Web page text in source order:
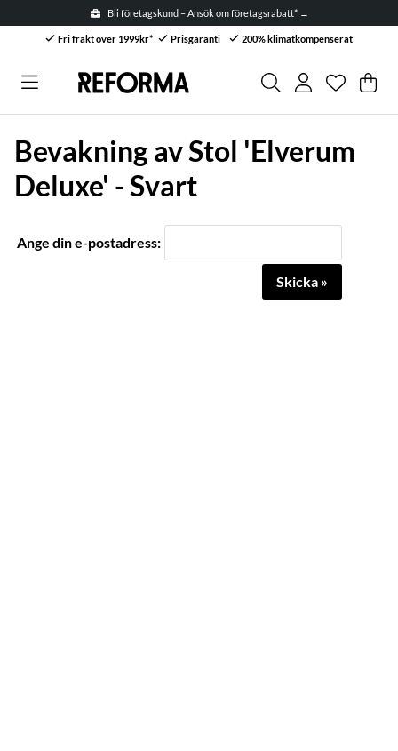
Bli företagskund – Ansök om företagsrabatt* →
Fri frakt över 1999kr* Prisgaranti 200% klimatkompenserat
Antal i
. .
Bevakning av Stol 'Elverum
Deluxe' - Svart
Ange din e-postadress:
Skicka »